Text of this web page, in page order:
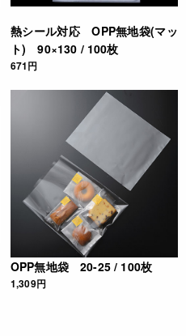
熱シール対応 OPP無地袋(マッ
ト) 90×130 / 100枚
671円
OPP無地袋 20-25 / 100枚
1,309円